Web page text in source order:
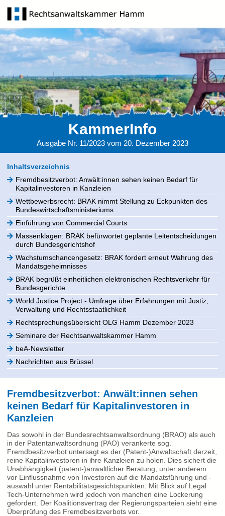
KammerInfo
Ausgabe Nr. 11/2023 vom 20. Dezember 2023
Inhaltsverzeichnis
Fremdbesitzverbot: Anwält:innen sehen keinen Bedarf für
Kapitalinvestoren in Kanzleien
Wettbewerbsrecht: BRAK nimmt Stellung zu Eckpunkten des
Bundeswirtschaftsministeriums
Einführung von Commercial Courts
Massenklagen: BRAK befürwortet geplante Leitentscheidungen
durch Bundesgerichtshof
Wachstumschancengesetz: BRAK fordert erneut Wahrung des
Mandatsgeheimnisses
BRAK begrüßt einheitlichen elektronischen Rechtsverkehr für
Bundesgerichte
World Justice Project - Umfrage über Erfahrungen mit Justiz,
Verwaltung und Rechtsstaatlichkeit
Rechtsprechungsübersicht OLG Hamm Dezember 2023
Seminare der Rechtsanwaltskammer Hamm
beA-Newsletter
Nachrichten aus Brüssel
Fremdbesitzverbot: Anwält:innen sehen
keinen Bedarf für Kapitalinvestoren in
Kanzleien
Das sowohl in der Bundesrechtsanwaltsordnung (BRAO) als auch
in der Patentanwaltsordnung (PAO) verankerte sog.
Fremdbesitzverbot untersagt es der (Patent-)Anwaltschaft derzeit,
reine Kapitalinvestoren in ihre Kanzleien zu holen. Dies sichert die
Unabhängigkeit (patent-)anwaltlicher Beratung, unter anderem
vor Einflussnahme von Investoren auf die Mandatsführung und -
auswahl unter Rentabilitätsgesichtspunkten. Mit Blick auf Legal
Tech-Unternehmen wird jedoch von manchen eine Lockerung
gefordert. Der Koalitionsvertrag der Regierungsparteien sieht eine
Überprüfung des Fremdbesitzverbots vor.